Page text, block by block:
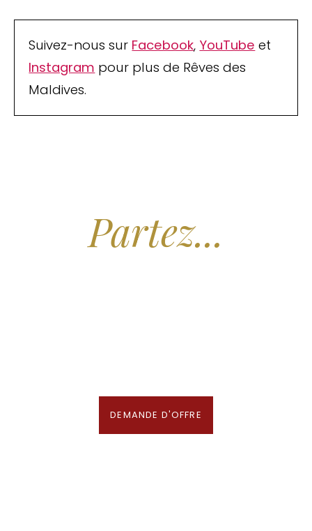
Suivez-nous sur Facebook, YouTube et
Instagram pour plus de Rêves des
Maldives.
Partez...
DEMANDE D'OFFRE